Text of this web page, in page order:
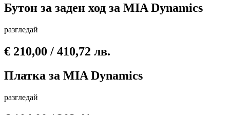
Бутон за заден ход за MIA Dynamics
разгледай
€ 210,00 / 410,72 лв.
Платка за MIA Dynamics
разгледай